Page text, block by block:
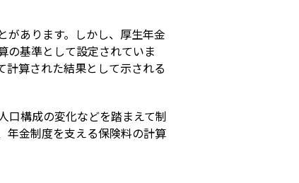
があります。しかし、厚生年金
の基準として設定されていま
計算された結果として示される
口構成の変化などを踏まえて制
年金制度を支える保険料の計算